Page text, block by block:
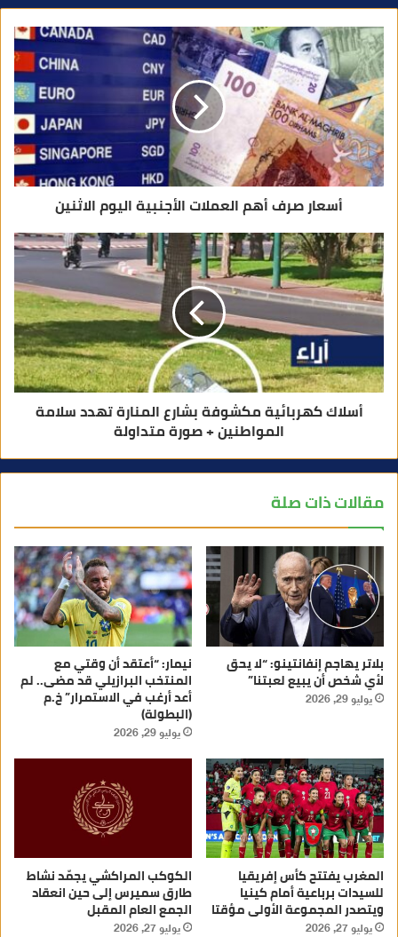
ا
ل
إ
ل
ك
ت
ر
و
ن
ي
أسعار صرف أهم العملات الأجنبية اليوم الاثنين
أسلاك كهربائية مكشوفة بشارع المنارة تهدد سلامة
المواطنين + صورة متداولة
مقالات ذات صلة
بلاتر يهاجم إنفانتينو: “لا يحق
لأي شخص أن يبيع لعبتنا”
يوليو 29, 2026
نيمار: “أعتقد أن وقتي مع
المنتخب البرازيلي قد مضى.. لم
أعد أرغب في الاستمرار” خ.م
(البطولة)
يوليو 29, 2026
المغرب يفتتح كأس إفريقيا
للسيدات برباعية أمام كينيا
ويتصدر المجموعة الأولى مؤقتا
يوليو 27, 2026
الكوكب المراكشي يجمّد نشاط
طارق سميرس إلى حين انعقاد
الجمع العام المقبل
يوليو 27, 2026